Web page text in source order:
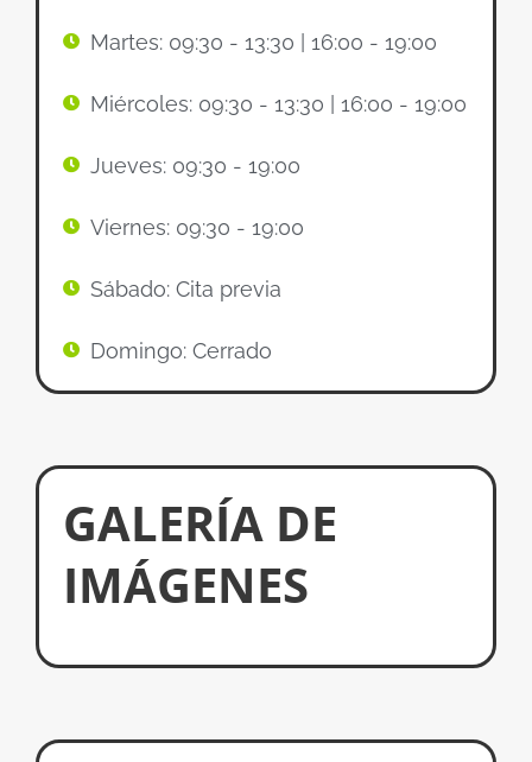
Martes: 09:30 - 13:30 | 16:00 - 19:00
Miércoles: 09:30 - 13:30 | 16:00 - 19:00
Jueves: 09:30 - 19:00
Viernes: 09:30 - 19:00
Sábado: Cita previa
Domingo: Cerrado
GALERÍA DE
IMÁGENES